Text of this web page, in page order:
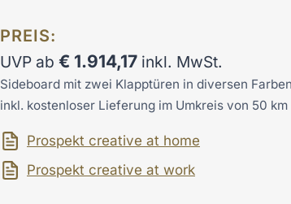
PREIS:
UVP ab € 1.914,17 inkl. MwSt.
Sideboard mit zwei Klapptüren in diversen Farben
inkl. kostenloser Lieferung im Umkreis von 50 km
Prospekt creative at home
Prospekt creative at work